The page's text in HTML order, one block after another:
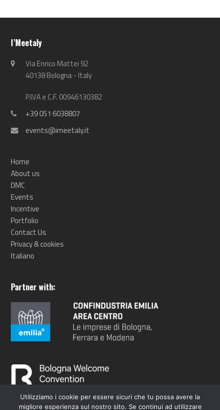
I’Meetaly
Via Enrico Mattei 92
40138 Bologna - Italy
P.IVA e C.F. 00946130382
+39 051 6038807
events@imeetaly.it
Home
About us
DMC
Events
Incentive
Portfolio
Contact Us
Privacy & cookies
Italiano
Partner with:
Utilizziamo i cookie per essere sicuri che tu possa avere la
migliore esperienza sul nostro sito. Se continui ad utilizzare